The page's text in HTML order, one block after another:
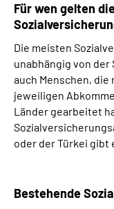
Für wen gelten
Die meisten
unabhängig von
auch Menschen,
jeweiligen
Länder gearbeitet
oder der Türkei gibt
Bestehende